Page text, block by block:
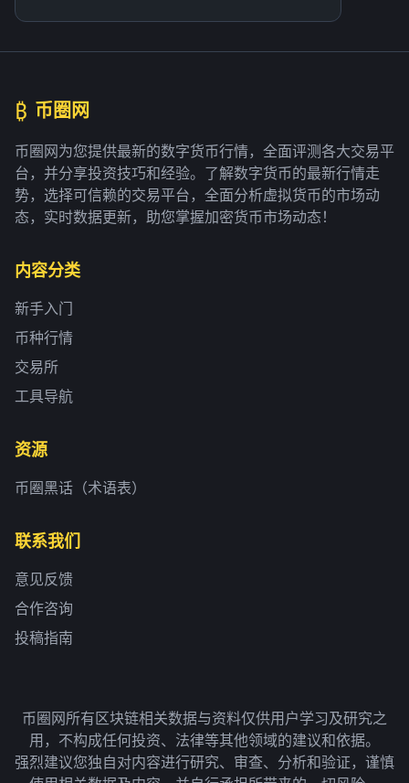
₿ 币圈网
币圈网为您提供最新的数字货币行情，全面评测各大交易平
台，并分享投资技巧和经验。了解数字货币的最新行情走
势，选择可信赖的交易平台，全面分析虚拟货币的市场动
态，实时数据更新，助您掌握加密货币市场动态！
内容分类
新手入门
币种行情
交易所
工具导航
资源
币圈黑话（术语表）
联系我们
意见反馈
合作咨询
投稿指南
币圈网所有区块链相关数据与资料仅供用户学习及研究之
用，不构成任何投资、法律等其他领域的建议和依据。
强烈建议您独自对内容进行研究、审查、分析和验证，谨慎